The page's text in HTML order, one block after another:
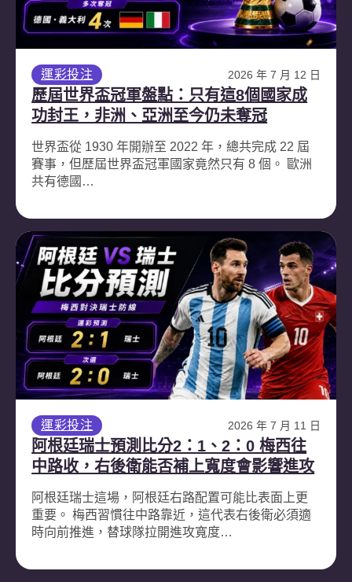
運彩投注 2026 年 7 月 12 日
歷屆世界盃冠軍盤點：只有這8個國家成
功封王，非洲、亞洲至今仍未奪冠
世界盃從 1930 年開辦至 2022 年，總共完成 22 屆
賽事，但歷屆世界盃冠軍國家竟然只有 8 個。 歐洲
共有德國…
運彩投注 2026 年 7 月 11 日
阿根廷瑞士預測比分2：1、2：0 梅西往
中路收，右後衛能否補上寬度會影響進攻
阿根廷瑞士這場，阿根廷右路配置可能比表面上更
重要。 梅西習慣往中路靠近，這代表右後衛必須適
時向前推進，替球隊拉開進攻寬度…